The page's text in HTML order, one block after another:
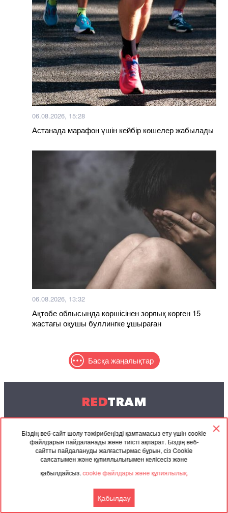
Біздің веб-сайт шолу тәжірибеңізді қамтамасыз ету үшін cookie
файлдарын пайдаланады және тиісті ақпарат. Біздің веб-
сайтты пайдалануды жалғастырмас бұрын, сіз Cookie
саясатымен және құпиялылығымен келісесіз және
қабылдайсыз.cookie файлдары және құпиялылық.
Қабылдау
06.08.2026, 15:28
Астанада марафон үшін кейбір көшелер жабылады
06.08.2026, 13:32
Ақтөбе облысында көршісінен зорлық көрген 15
жастағы оқушы буллингке ұшыраған
Басқа жаңалықтар
REDTRAM
© 2004-2026 Redtram, Ltd.
Ынтымақтастық
Серіктес
материалдар
Мұрағат
Келісімі
Байланысу